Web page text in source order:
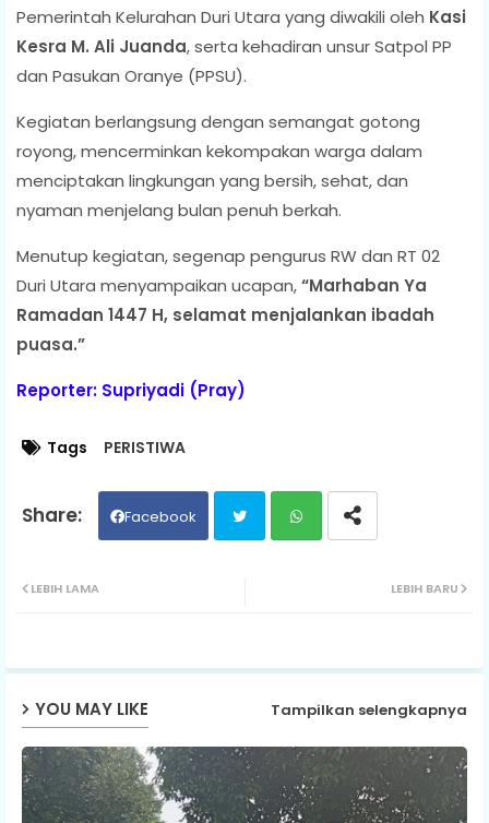
Pemerintah Kelurahan Duri Utara yang diwakili oleh Kasi
Kesra M. Ali Juanda, serta kehadiran unsur Satpol PP
dan Pasukan Oranye (PPSU).
Kegiatan berlangsung dengan semangat gotong
royong, mencerminkan kekompakan warga dalam
menciptakan lingkungan yang bersih, sehat, dan
nyaman menjelang bulan penuh berkah.
Menutup kegiatan, segenap pengurus RW dan RT 02
Duri Utara menyampaikan ucapan,“Marhaban Ya
Ramadan 1447 H, selamat menjalankan ibadah
puasa.”
Reporter: Supriyadi (Pray)
Tags PERISTIWA
Facebook
ap
p
LEBIH BARU
LEBIH LAMA
YOU MAY LIKE Tampilkan selengkapnya